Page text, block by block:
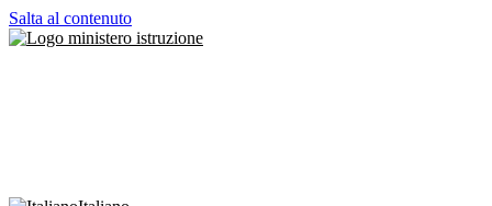
Salta al contenuto